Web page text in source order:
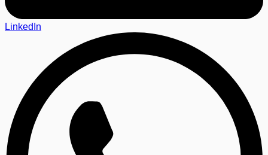
LinkedIn